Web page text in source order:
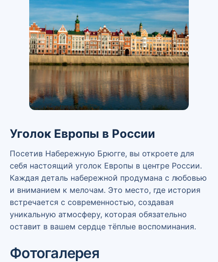
Уголок Европы в России
Посетив Набережную Брюгге, вы откроете для
себя настоящий уголок Европы в центре России.
Каждая деталь набережной продумана с любовью
и вниманием к мелочам. Это место, где история
встречается с современностью, создавая
уникальную атмосферу, которая обязательно
оставит в вашем сердце тёплые воспоминания.
Фотогалерея